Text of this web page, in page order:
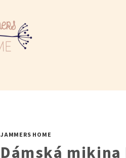
JAMMERS HOME
Dámská